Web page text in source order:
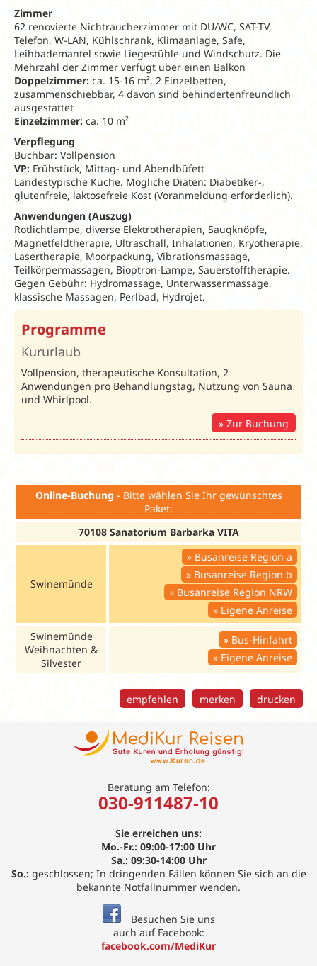
Zimmer
62 renovierte Nichtraucherzimmer mit DU/WC, SAT-TV,
Telefon, W-LAN, Kühlschrank, Klimaanlage, Safe,
Leihbademantel sowie Liegestühle und Windschutz. Die
Mehrzahl der Zimmer verfügt über einen Balkon
Doppelzimmer: ca. 15-16 m², 2 Einzelbetten,
zusammenschiebbar, 4 davon sind behindertenfreundlich
ausgestattet
Einzelzimmer: ca. 10 m²
Verpflegung
Buchbar: Vollpension
VP: Frühstück, Mittag- und Abendbüfett
Landestypische Küche. Mögliche Diäten: Diabetiker-,
glutenfreie, laktosefreie Kost (Voranmeldung erforderlich).
Anwendungen (Auszug)
Rotlichtlampe, diverse Elektrotherapien, Saugknöpfe,
Magnetfeldtherapie, Ultraschall, Inhalationen, Kryotherapie,
Lasertherapie, Moorpackung, Vibrationsmassage,
Teilkörpermassagen, Bioptron-Lampe, Sauerstofftherapie.
Gegen Gebühr: Hydromassage, Unterwassermassage,
klassische Massagen, Perlbad, Hydrojet.
Programme
Kururlaub
Vollpension, therapeutische Konsultation, 2
Anwendungen pro Behandlungstag, Nutzung von Sauna
und Whirlpool.
Zur Buchung
Kururlaub 2026
Barbarka:
70108
Unterbr. Bel.
31.10.-19.12.26
Doppelzimmer
125
135
Min. 7 ÜN. Die Kurtaxe ist vor Ort zu
Online-Buchung - Bitte wählen Sie Ihr gewünschtes
Paket:
70108 Sanatorium Barbarka VITA
Swinemünde
Busanreise Region a
Busanreise Region b
Busanreise Region NRW
Eigene Anreise
Swinemünde
Weihnachten &
Silvester
Bus-Hinfahrt
Eigene Anreise
drucken
merken
empfehlen
Beratung am Telefon:
030-911487-10
Sie erreichen uns:
Mo.-Fr.: 09:00-17:00 Uhr
Sa.: 09:30-14:00 Uhr
So.:geschlossen; In dringenden Fällen können Sie sich an die
bekannte Notfallnummer wenden.
Besuchen Sie uns
auch auf Facebook:
facebook.com/MediKur